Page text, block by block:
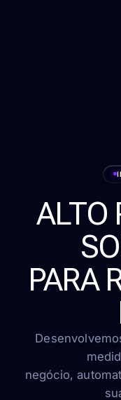
Sobre
ALTO
PARA
negócio,